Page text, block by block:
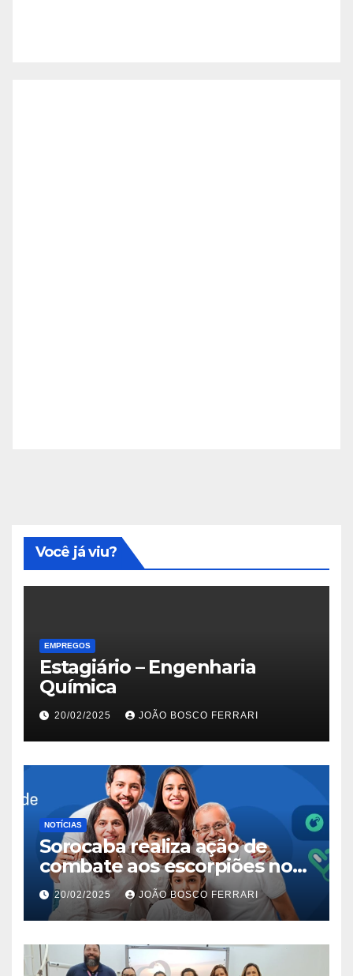
Você já viu?
EMPREGOS
Estagiário – Engenharia
Química
20/02/2025 JOÃO BOSCO FERRARI
NOTÍCIAS
Sorocaba realiza ação de
combate aos escorpiões no
Jardim São Carlos
20/02/2025 JOÃO BOSCO FERRARI